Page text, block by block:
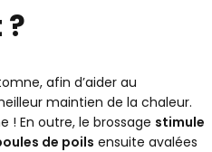
afin d’aider au
maintien de la chaleur.
! En outre, le brossage stimule
de poils ensuite avalées